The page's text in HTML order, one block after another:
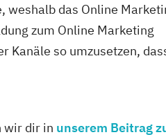
weshalb das Online
zum Online Marketing
Kanäle so umzusetzen,
wir dir in unserem Beitrag